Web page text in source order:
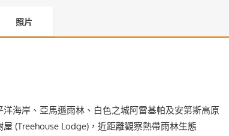
照片
洋海岸、亞馬遜雨林、白色之城阿雷基帕及安第斯高原
(Treehouse Lodge)，近距離觀察熱帶雨林生態